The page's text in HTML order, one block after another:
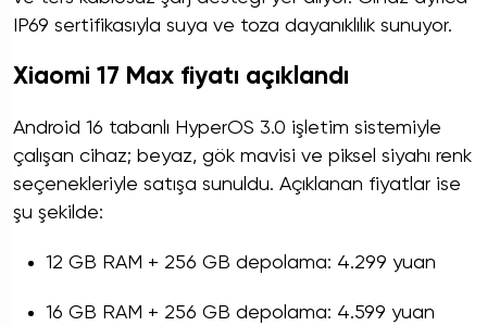
IP69 sertifikasıyla suya ve toza dayanıklılık sunuyor.
Xiaomi 17 Max fiyatı açıklandı
Android 16 tabanlı HyperOS 3.0 işletim sistemiyle
çalışan cihaz; beyaz, gök mavisi ve piksel siyahı renk
seçenekleriyle satışa sunuldu. Açıklanan fiyatlar ise
şu şekilde:
12 GB RAM + 256 GB depolama: 4.299 yuan
16 GB RAM + 256 GB depolama: 4.599 yuan